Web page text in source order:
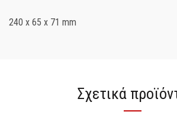
240 x 65 x 71 mm
Σχετικά